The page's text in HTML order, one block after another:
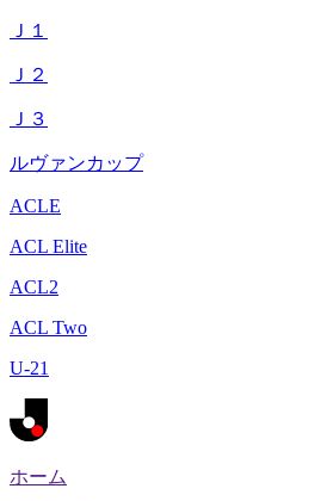
Ｊ１
Ｊ２
Ｊ３
ルヴァンカップ
ACLE
ACL Elite
ACL2
ACL Two
U-21
ホーム